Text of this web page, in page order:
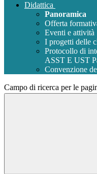
Didattica
Panoramica
Offerta
Eventi e attività
I progetti delle
Protocollo di
ASST E UST
Convenzione
Campo di ricerca per le